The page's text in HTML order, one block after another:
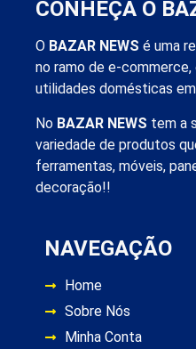
CONHEÇA O
O BAZAR NEWS é uma
no ramo de e-
utilidades domésticas
No BAZAR NEWS tem a
variedade de produtos
ferramentas, móveis,
decoração!!
NAVEGAÇÃO
Home
Sobre Nós
Minha Conta